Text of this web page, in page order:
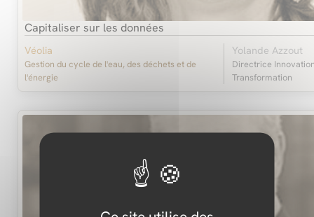
Capitaliser sur les données
Véolia
Gestion du cycle de l'eau, des déchets et de
l'énergie
Yolande Azzout
Directrice
Transformation